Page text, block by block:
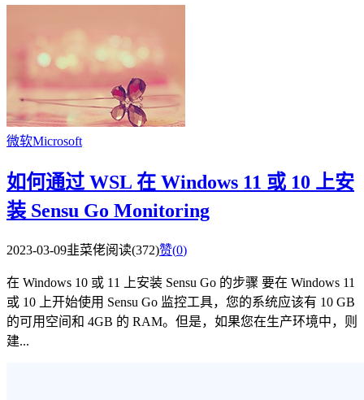
微软Microsoft
如何通过 WSL 在 Windows 11 或 10 上安
装 Sensu Go Monitoring
2023-03-09韭菜佬阅读(372)赞(0)
在 Windows 10 或 11 上安装 Sensu Go 的步骤 要在 Windows 11
或 10 上开始使用 Sensu Go 监控工具，您的系统应该有 10 GB
的可用空间和 4GB 的 RAM。但是，如果您在生产环境中，则
建...